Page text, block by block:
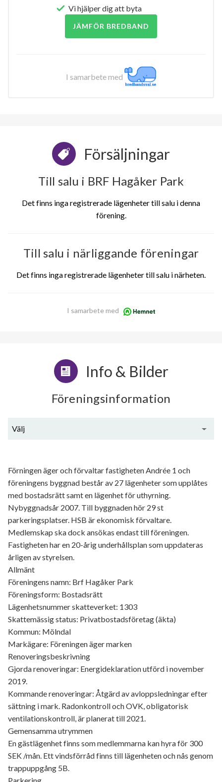
Vi hjälper dig att byta
JÄMFÖR BREDBAND
I samarbete med
Försäljningar
Till salu i BRF Hagåker Park
Det finns inga registrerade lägenheter till salu i denna
förening.
Till salu i närliggande föreningar
Det finns inga registrerade lägenheter till salu i närheten.
I samarbete med
Info & Bilder
Föreningsinformation
Välj
Förningen äger och förvaltar fastigheten Andrée 1 och
föreningens byggnad består av 27 lägenheter som upplåtes
med bostadsrätt samt en lägenhet för uthyrning.
Nybyggnadsår 2007. Till byggnaden hör 29 st
parkeringsplatser. HSB är ekonomisk förvaltare.
Medlemskap ska dock ansökas endast till föreningen.
Fastigheten har en 20-årig underhållsplan som uppdateras
årligen av styrelsen.
Allmänt
Föreningens namn: Brf Hagåker Park
Föreningsform: Bostadsrätt
Lägenhetsnummer skatteverket: 1303
Skattemässig status: Privatbostadsföretag (äkta)
Kommun: Mölndal
Markägare: Föreningen äger marken
Renoveringsbeskrivning
Gjorda renoveringar: Energideklaration utförd i november
2019.
Kommande renoveringar: Åtgärd av avloppsledningar efter
sättning i mark. Radonkontroll och OVK, obligatorisk
ventilationskontroll, är planerat till 2021.
Gemensamma utrymmen
En gästlägenhet finns som medlemmarna kan hyra för 300
SEK /mån. Ett vindsförråd finns till lägenheten och nås genom
trappuppgång 5B.